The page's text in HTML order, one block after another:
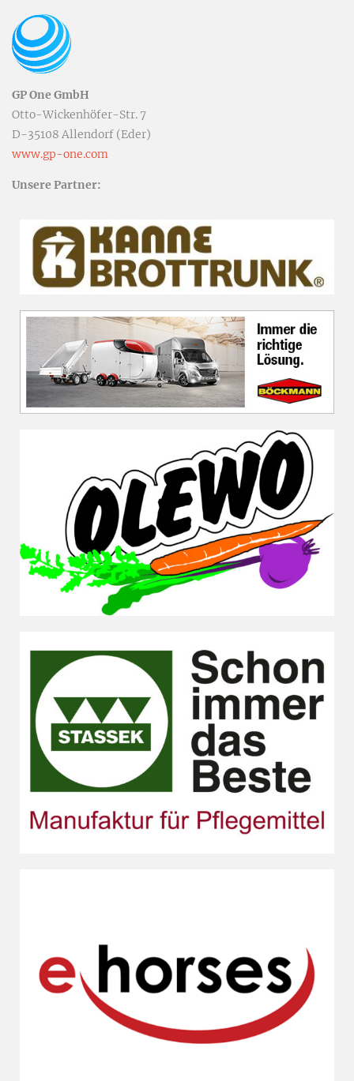
GP One GmbH
Otto-Wickenhöfer-Str. 7
D-35108 Allendorf (Eder)
www.gp-one.com
Unsere Partner: